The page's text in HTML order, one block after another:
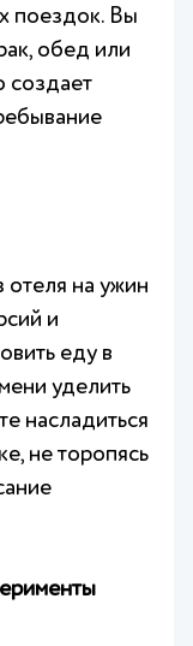
поездок. Вы
обед или
создает
отеля на ужин
и
еду в
уделить
насладиться
не торопясь